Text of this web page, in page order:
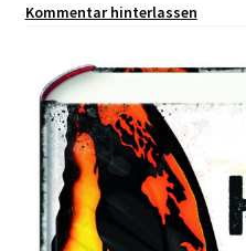
Kommentar hinterlassen